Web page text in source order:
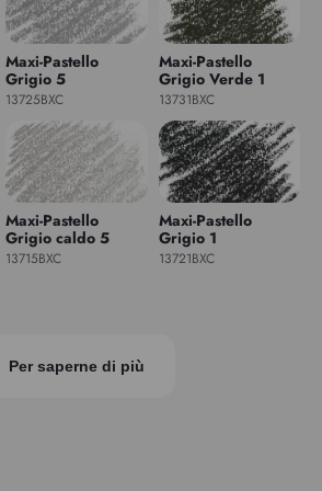
Maxi-Pastello
Grigio 5
13725BXC
Maxi-Pastello
Grigio Verde 1
13731BXC
Maxi-Pastello
Grigio caldo 5
13715BXC
Maxi-Pastello
Grigio 1
13721BXC
Per saperne di più